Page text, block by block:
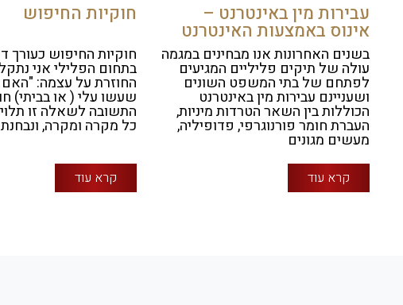
עבירות מין באינטרנט –
אינוס באמצעות האינטרנט
בשנים האחרונות אנו מבחינים במגמה
עולה של תיקים פליליים המגיעים
לפתחם של בתי המשפט השונים
ושעניינם עבירות מין באינטרנט
הכוללות בין השאר הטרדות מיניות,
העברת חומר פורנוגרפי, פדופיליה,
מעשים מגונים
קרא עוד
חוקיות החיפוש
חוקיות החיפוש כעורך
בתחום הפלילי אני
החוזרת על עצמה:
שעשו עלי ( או בביתי)
התשובה לשאלה זו
כל מקרה ומקרה, ונבחנת
קרא עוד